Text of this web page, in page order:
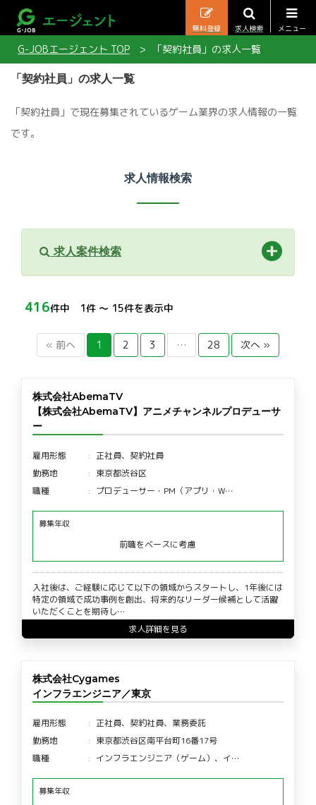
メニュー
求人検索
無料登録
G-JOBエージェント TOP 「契約社員」の求人一覧
「契約社員」の求人一覧
「契約社員」で現在募集されているゲーム業界の求人情報の一覧
です。
求人情報検索
求人案件検索
416件中 1件 〜 15件を表示中
« 前へ 1 2 3 … 28 次へ »
株式会社AbemaTV
【株式会社AbemaTV】アニメチャンネルプロデューサ
ー
雇用形態
正社員、契約社員
勤務地
東京都渋谷区
職種
プロデューサー・PM（アプリ・W…
募集年収
前職をベースに考慮
入社後は、ご経験に応じて以下の領域からスタートし、1年後には
特定の領域で成功事例を創出、将来的なリーダー候補として活躍
いただくことを期待し…
求人詳細を見る
株式会社Cygames
インフラエンジニア／東京
雇用形態
正社員、契約社員、業務委託
勤務地
東京都渋谷区南平台町16番17号
職種
インフラエンジニア（ゲーム）、イ…
募集年収